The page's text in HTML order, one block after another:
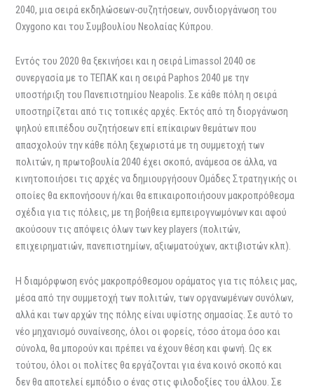
2040, μια σειρά εκδηλώσεων-συζητήσεων, συνδιοργάνωση του
Oxygono και του Συμβουλίου Νεολαίας Κύπρου.
Εντός του 2020 θα ξεκινήσει και η σειρά Limassol 2040 σε
συνεργασία με το ΤΕΠΑΚ και η σειρά Paphos 2040 με την
υποστήριξη του Πανεπιστημίου Neapolis. Σε κάθε πόλη η σειρά
υποστηρίζεται από τις τοπικές αρχές. Εκτός από τη διοργάνωση
ψηλού επιπέδου συζητήσεων επί επίκαιρων θεμάτων που
απασχολούν την κάθε πόλη ξεχωριστά με τη συμμετοχή των
πολιτών, η πρωτοβουλία 2040 έχει σκοπό, ανάμεσα σε άλλα, να
κινητοποιήσει τις αρχές να δημιουργήσουν Ομάδες Στρατηγικής οι
οποίες θα εκπονήσουν ή/και θα επικαιροποιήσουν μακροπρόθεσμα
σχέδια για τις πόλεις, με τη βοήθεια εμπειρογνωμόνων και αφού
ακούσουν τις απόψεις όλων των key players (πολιτών,
επιχειρηματιών, πανεπιστημίων, αξιωματούχων, ακτιβιστών κλπ).
Η διαμόρφωση ενός μακροπρόθεσμου οράματος για τις πόλεις μας,
μέσα από την συμμετοχή των πολιτών, των οργανωμένων συνόλων,
αλλά και των αρχών της πόλης είναι υψίστης σημασίας. Σε αυτό το
νέο μηχανισμό συναίνεσης, όλοι οι φορείς, τόσο άτομα όσο και
σύνολα, θα μπορούν και πρέπει να έχουν θέση και φωνή. Ως εκ
τούτου, όλοι οι πολίτες θα εργάζονται για ένα κοινό σκοπό και
δεν θα αποτελεί εμπόδιο ο ένας στις φιλοδοξίες του άλλου. Σε